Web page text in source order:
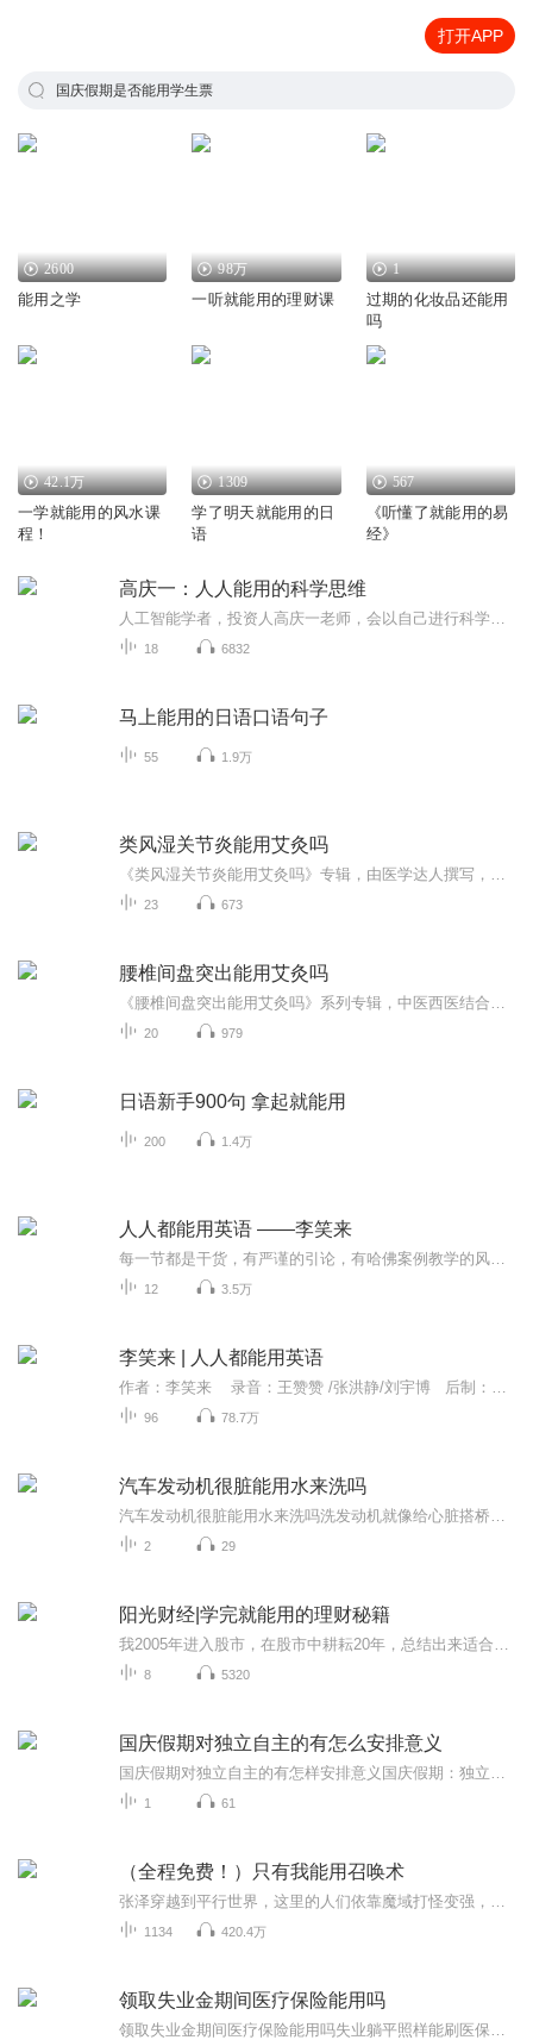
打开APP
国庆假期是否能用学生票
2600
能用之学
98万
一听就能用的理财课
1
过期的化妆品还能用
吗
42.1万
一学就能用的风水课
程！
1309
学了明天就能用的日
语
567
《听懂了就能用的易
经》
高庆一：人人能用的科学思维
18 6832
马上能用的日语口语句子
55 1.9万
类风湿关节炎能用艾灸吗
23 673
腰椎间盘突出能用艾灸吗
20 979
日语新手900句 拿起就能用
200 1.4万
人人都能用英语 ——李笑来
12 3.5万
李笑来 | 人人都能用英语
96 78.7万
汽车发动机很脏能用水来洗吗
2 29
阳光财经|学完就能用的理财秘籍
8 5320
国庆假期对独立自主的有怎么安排意义
1 61
（全程免费！）只有我能用召唤术
1134 420.4万
领取失业金期间医疗保险能用吗